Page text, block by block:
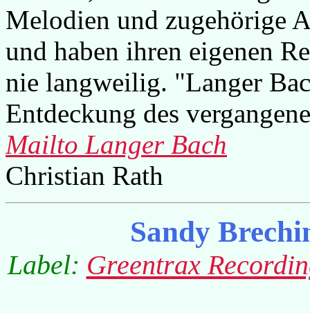
Melodien und zugehörige
und haben ihren eigenen
nie langweilig. "Langer
Entdeckung des
Mailto Langer Bach
Christian Rath
Sandy
Label: Greentrax